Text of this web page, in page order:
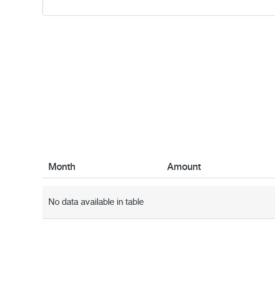
Month Amount
No data available in table